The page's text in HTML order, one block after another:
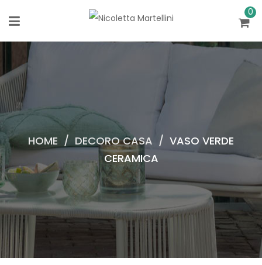
0
HOME / DECORO CASA / VASO VERDE
CERAMICA